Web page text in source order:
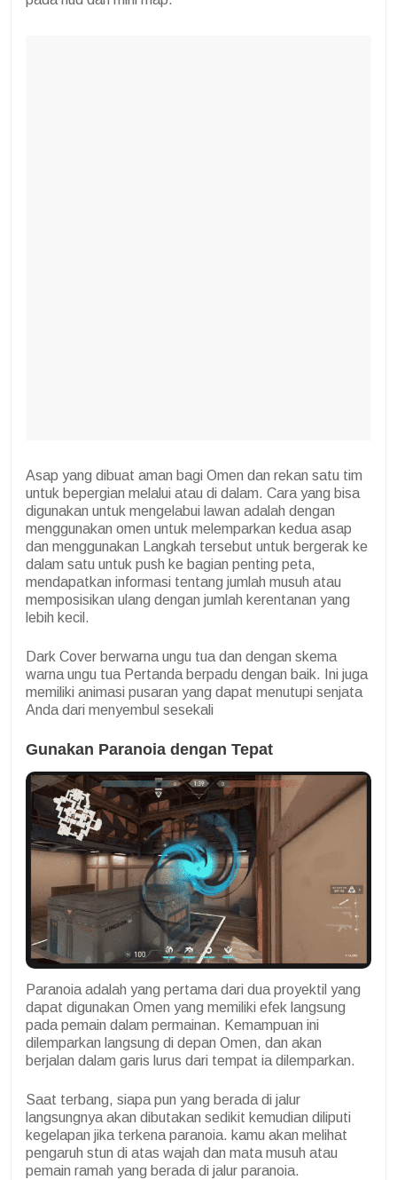
Asap yang dibuat aman bagi Omen dan rekan satu tim
untuk bepergian melalui atau di dalam. Cara yang bisa
digunakan untuk mengelabui lawan adalah dengan
menggunakan omen untuk melemparkan kedua asap
dan menggunakan Langkah tersebut untuk bergerak ke
dalam satu untuk push ke bagian penting peta,
mendapatkan informasi tentang jumlah musuh atau
memposisikan ulang dengan jumlah kerentanan yang
lebih kecil.
Dark Cover berwarna ungu tua dan dengan skema
warna ungu tua Pertanda berpadu dengan baik. Ini juga
memiliki animasi pusaran yang dapat menutupi senjata
Anda dari menyembul sesekali
Gunakan Paranoia dengan Tepat
Paranoia adalah yang pertama dari dua proyektil yang
dapat digunakan Omen yang memiliki efek langsung
pada pemain dalam permainan. Kemampuan ini
dilemparkan langsung di depan Omen, dan akan
berjalan dalam garis lurus dari tempat ia dilemparkan.
Saat terbang, siapa pun yang berada di jalur
langsungnya akan dibutakan sedikit kemudian diliputi
kegelapan jika terkena paranoia. kamu akan melihat
pengaruh stun di atas wajah dan mata musuh atau
pemain ramah yang berada di jalur paranoia.